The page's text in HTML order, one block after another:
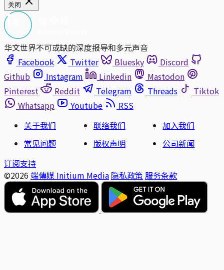
关闭
华文世界不可或缺的深度报导和多元声音
Facebook
Twitter Bluesky
Discord
Github
Instagram Linkedin
Mastodon
Pinterest
Reddit Telegram Threads
Tiktok
Whatsapp
Youtube
RSS
关于我们
联络我们
加入我们
常见问题
版权声明
公司新闻
订阅支持
©2026 端傳媒 Initium Media 隐私政策 服务条款